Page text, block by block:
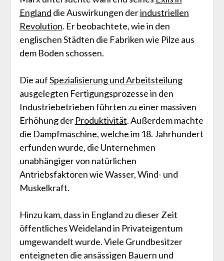
England die Auswirkungen derindustriellen
Revolution. Er beobachtete, wie in den
englischen Städten die Fabriken wie Pilze aus
dem Boden schossen.
Die aufSpezialisierung und Arbeitsteilung
ausgelegten Fertigungsprozesse in den
Industriebetrieben führten zu einer massiven
Erhöhung der Produktivität. Außerdem machte
die Dampfmaschine, welche im 18. Jahrhundert
erfunden wurde, die Unternehmen
unabhängiger von natürlichen
Antriebsfaktoren wie Wasser, Wind- und
Muskelkraft.
Hinzu kam, dass in England zu dieser Zeit
öffentliches Weideland in Privateigentum
umgewandelt wurde. Viele Grundbesitzer
enteigneten die ansässigen Bauern und